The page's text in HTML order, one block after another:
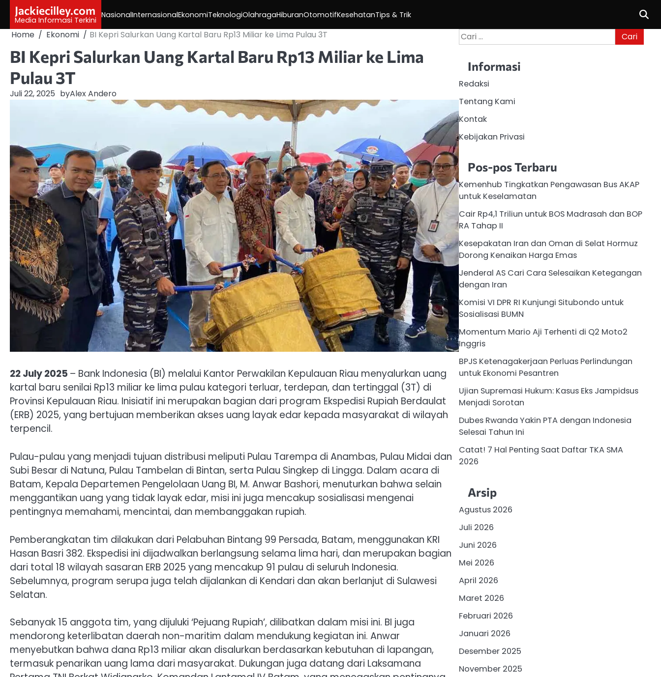
content
Jackiecilley.com
Media Informasi Terkini
NasionalInternasionalEkonomiTeknologiOlahragaHiburanOtomotifKesehatanTips & Trik
Home Ekonomi BI Kepri Salurkan Uang Kartal Baru Rp13 Miliar ke Lima Pulau 3T
BI Kepri Salurkan Uang Kartal Baru Rp13 Miliar ke Lima
Pulau 3T
Juli 22, 2025 byAlex Andero
22 July 2025 – Bank Indonesia (BI) melalui Kantor Perwakilan Kepulauan Riau menyalurkan uang
kartal baru senilai Rp13 miliar ke lima pulau kategori terluar, terdepan, dan tertinggal (3T) di
Provinsi Kepulauan Riau. Inisiatif ini merupakan bagian dari program Ekspedisi Rupiah Berdaulat
(ERB) 2025, yang bertujuan memberikan akses uang layak edar kepada masyarakat di wilayah
terpencil.
Pulau-pulau yang menjadi tujuan distribusi meliputi Pulau Tarempa di Anambas, Pulau Midai dan
Subi Besar di Natuna, Pulau Tambelan di Bintan, serta Pulau Singkep di Lingga. Dalam acara di
Batam, Kepala Departemen Pengelolaan Uang BI, M. Anwar Bashori, menuturkan bahwa selain
menggantikan uang yang tidak layak edar, misi ini juga mencakup sosialisasi mengenai
pentingnya memahami, mencintai, dan membanggakan rupiah.
Pemberangkatan tim dilakukan dari Pelabuhan Bintang 99 Persada, Batam, menggunakan KRI
Hasan Basri 382. Ekspedisi ini dijadwalkan berlangsung selama lima hari, dan merupakan bagian
dari total 18 wilayah sasaran ERB 2025 yang mencakup 91 pulau di seluruh Indonesia.
Sebelumnya, program serupa juga telah dijalankan di Kendari dan akan berlanjut di Sulawesi
Selatan.
Sebanyak 15 anggota tim, yang dijuluki ‘Pejuang Rupiah’, dilibatkan dalam misi ini. BI juga
mendorong keterlibatan daerah non-maritim dalam mendukung kegiatan ini. Anwar
menyebutkan bahwa dana Rp13 miliar akan disalurkan berdasarkan kebutuhan di lapangan,
termasuk penarikan uang lama dari masyarakat. Dukungan juga datang dari Laksamana
Cari
untuk:
Informasi
Redaksi
Tentang Kami
Kontak
Kebijakan Privasi
Pos-pos Terbaru
Kemenhub Tingkatkan Pengawasan Bus AKAP
untuk Keselamatan
Cair Rp4,1 Triliun untuk BOS Madrasah dan BOP
RA Tahap II
Kesepakatan Iran dan Oman di Selat Hormuz
Dorong Kenaikan Harga Emas
Jenderal AS Cari Cara Selesaikan Ketegangan
dengan Iran
Komisi VI DPR RI Kunjungi Situbondo untuk
Sosialisasi BUMN
Momentum Mario Aji Terhenti di Q2 Moto2
Inggris
BPJS Ketenagakerjaan Perluas Perlindungan
untuk Ekonomi Pesantren
Ujian Supremasi Hukum: Kasus Eks Jampidsus
Menjadi Sorotan
Dubes Rwanda Yakin PTA dengan Indonesia
Selesai Tahun Ini
Catat! 7 Hal Penting Saat Daftar TKA SMA
2026
Arsip
Agustus 2026
Juli 2026
Juni 2026
Mei 2026
April 2026
Maret 2026
Februari 2026
Januari 2026
Desember 2025
November 2025